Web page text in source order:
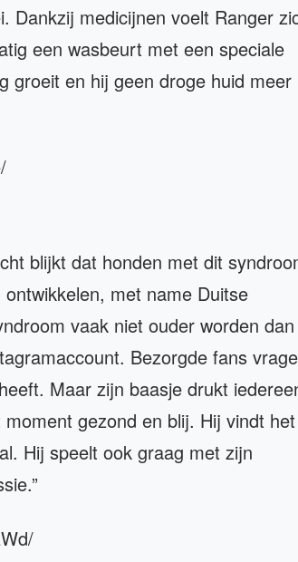
Dankzij medicijnen voelt Ranger
een wasbeurt met een speciale
groeit en hij geen droge huid meer
blijkt dat honden met dit
met name Duitse
vaak niet ouder worden dan
Bezorgde fans
Maar zijn baasje drukt
gezond en blij. Hij vindt het
Hij speelt ook graag met zijn